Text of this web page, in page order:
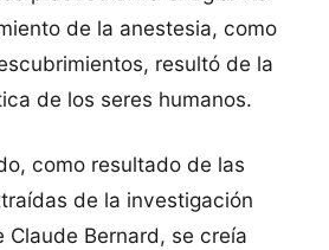
de la anestesia, como
resultó de la
de los seres humanos.
como resultado de las
de la investigación
Claude Bernard, se creí­a